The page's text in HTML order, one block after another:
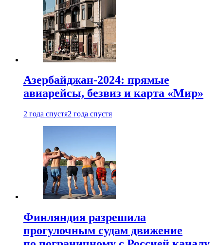
Азербайджан-2024: прямые
авиарейсы, безвиз и карта «Мир»
2 года спустя2 года спустя
Финляндия разрешила
прогулочным судам движение